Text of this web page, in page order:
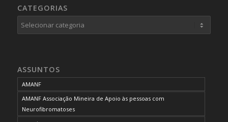
CATEGORIAS
Categorias
ASSUNTOS
AMANF
AMANF Associação Mineira de Apoio às pessoas com
Neurofibromatoses